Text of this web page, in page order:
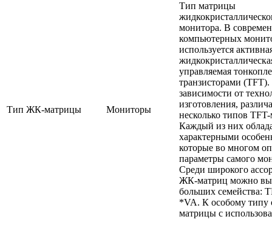
Тип ЖК-матрицы Мониторы
Тип матрицы
монитора. В
компьютерных
используется
управляемая
транзисторами
зависимости от
изготовления,
несколько типов
Каждый из них
характерными
которые во многом
параметры самого
Среди широкого
ЖК-матриц можно
больших семейства:
*VA. К особому типу
матрицы с